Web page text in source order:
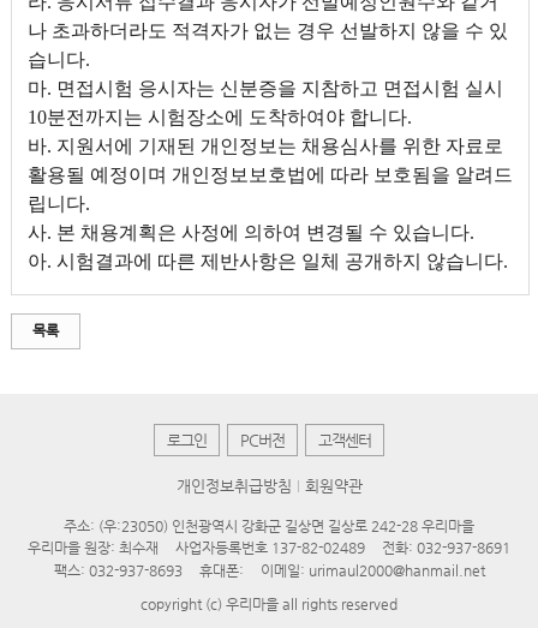
나 초과하더라도 적격자가 없는 경우 선발하지 않을 수 있
습니다.
마. 면접시험 응시자는 신분증을 지참하고 면접시험 실시
10분전까지는 시험장소에 도착하여야 합니다.
바. 지원서에 기재된 개인정보는 채용심사를 위한 자료로
활용될 예정이며 개인정보보호법에 따라 보호됨을 알려드
립니다.
사. 본 채용계획은 사정에 의하여 변경될 수 있습니다.
아. 시험결과에 따른 제반사항은 일체 공개하지 않습니다.
목록
로그인 PC버전 고객센터
개인정보취급방침 회원약관
주소: (우:23050) 인천광역시 강화군 길상면 길상로 242-28 우리마을
우리마을 원장: 최수재
사업자등록번호 137-82-02489
전화: 032-937-8691
팩스: 032-937-8693
휴대폰:
이메일: urimaul2000@hanmail.net
copyright (c) 우리마을 all rights reserved